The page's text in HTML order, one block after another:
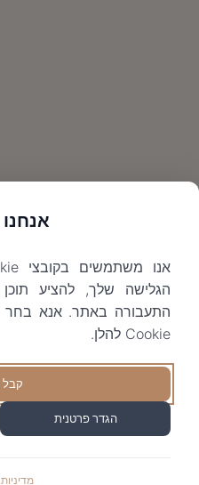
הגלישה שלך, להציע
התעבורה באתר. אנא בחר
Cookie להלן.
קבל
הגדר פרטנית